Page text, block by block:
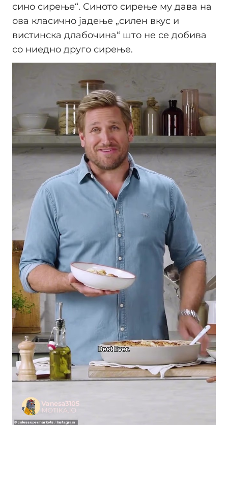
сино сирење“. Синото сирење му дава на
ова класично јадење „силен вкус и
вистинска длабочина“ што не се добива
со ниедно друго сирење.